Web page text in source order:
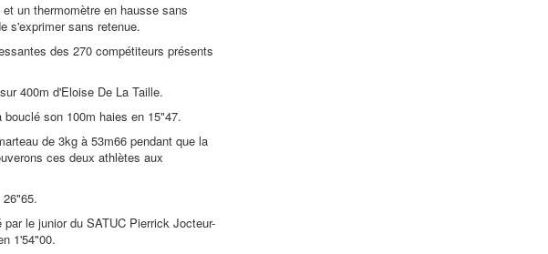
un thermomètre en hausse sans
s'exprimer sans retenue.
des 270 compétiteurs présents
400m d'Eloise De La Taille.
son 100m haies en 15"47.
de 3kg à 53m66 pendant que la
ces deux athlètes aux
le junior du SATUC Pierrick Jocteur-
1'54"00.